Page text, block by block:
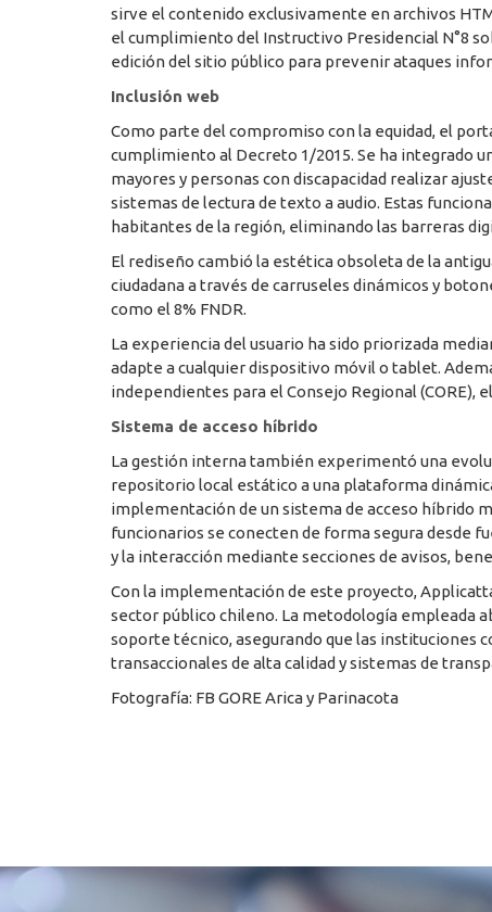
sirve el contenido exclusivamente en archivos
el cumplimiento del Instructivo Presidencial N°8
edición del sitio público para prevenir ataques
Inclusión web
Como parte del compromiso con la equidad, el
cumplimiento al Decreto 1/2015. Se ha integrado
mayores y personas con discapacidad realizar
sistemas de lectura de texto a audio. Estas
habitantes de la región, eliminando las barreras
El rediseño cambió la estética obsoleta de la
ciudadana a través de carruseles dinámicos y
como el 8% FNDR.
La experiencia del usuario ha sido priorizada
adapte a cualquier dispositivo móvil o tablet.
independientes para el Consejo Regional (CORE),
Sistema de acceso híbrido
La gestión interna también experimentó una
repositorio local estático a una plataforma
implementación de un sistema de acceso híbrido
funcionarios se conecten de forma segura desde
y la interacción mediante secciones de avisos,
Con la implementación de este proyecto,
sector público chileno. La metodología empleada
soporte técnico, asegurando que las
transaccionales de alta calidad y sistemas de
Fotografía: FB GORE Arica y Parinacota